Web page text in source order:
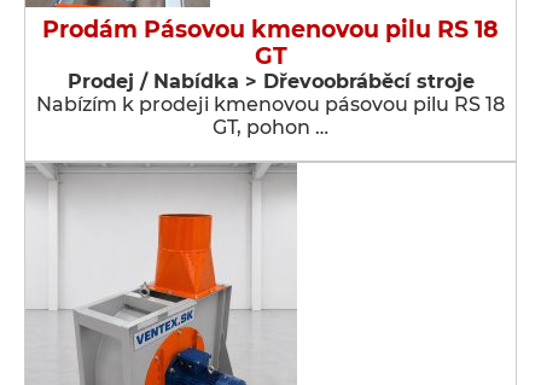
Prodám Pásovou kmenovou pilu RS 18
GT
Prodej / Nabídka > Dřevoobráběcí stroje
Nabízím k prodeji kmenovou pásovou pilu RS 18
GT, pohon …